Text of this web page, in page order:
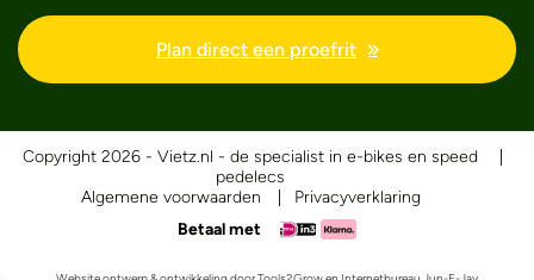
Plan direct een proefrit
Copyright 2026 - Vietz.nl - de specialist in e-bikes en speed
pedelecs
Algemene voorwaarden
Privacyverklaring
Betaal met